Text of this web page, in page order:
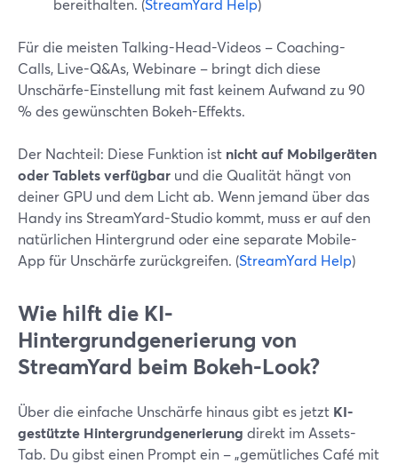
bereithalten. (StreamYard Help)
Für die meisten Talking-Head-Videos – Coaching-
Calls, Live-Q&As, Webinare – bringt dich diese
Unschärfe-Einstellung mit fast keinem Aufwand zu 90
% des gewünschten Bokeh-Effekts.
Der Nachteil: Diese Funktion ist nicht auf Mobilgeräten
oder Tablets verfügbar und die Qualität hängt von
deiner GPU und dem Licht ab. Wenn jemand über das
Handy ins StreamYard-Studio kommt, muss er auf den
natürlichen Hintergrund oder eine separate Mobile-
App für Unschärfe zurückgreifen. (StreamYard Help)
Wie hilft die KI-
Hintergrundgenerierung von
StreamYard beim Bokeh-Look?
Über die einfache Unschärfe hinaus gibt es jetzt KI-
gestützte Hintergrundgenerierung direkt im Assets-
Tab. Du gibst einen Prompt ein – „gemütliches Café mit